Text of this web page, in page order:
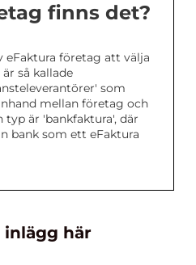
finns det?
eFaktura företag att välja
så kallade
som
mellan företag och
typ är 'bankfaktura', där
bank som ett eFaktura
inlägg här